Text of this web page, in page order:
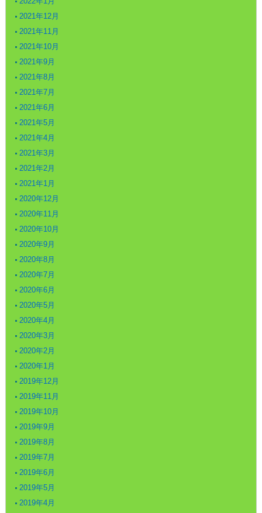
2021年12月
2021年11月
2021年10月
2021年9月
2021年8月
2021年7月
2021年6月
2021年5月
2021年4月
2021年3月
2021年2月
2021年1月
2020年12月
2020年11月
2020年10月
2020年9月
2020年8月
2020年7月
2020年6月
2020年5月
2020年4月
2020年3月
2020年2月
2020年1月
2019年12月
2019年11月
2019年10月
2019年9月
2019年8月
2019年7月
2019年6月
2019年5月
2019年4月